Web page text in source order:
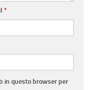
*
in questo browser per